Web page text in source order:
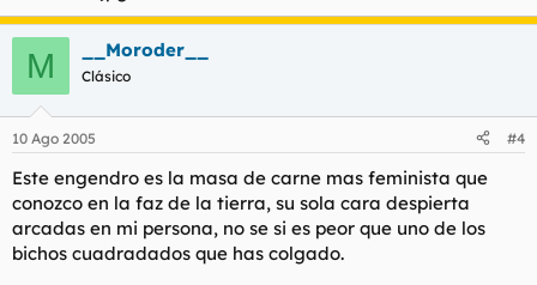
M __Moroder__
Clásico
10 Ago 2005 #4
Este engendro es la masa de carne mas feminista que
conozco en la faz de la tierra, su sola cara despierta
arcadas en mi persona, no se si es peor que uno de los
bichos cuadradados que has colgado.